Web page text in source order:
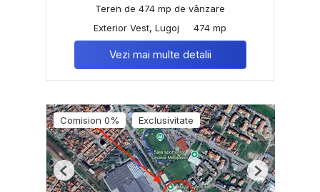
Teren de 474 mp de vânzare
Exterior Vest, Lugoj
474 mp
Vezi mai multe detalii
Comision 0% Exclusivitate
Previous Next